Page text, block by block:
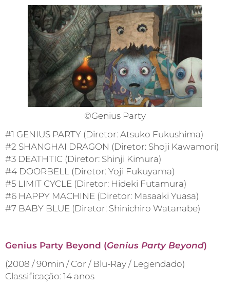
©Genius Party
#1 GENIUS PARTY (Diretor: Atsuko Fukushima)
#2 SHANGHAI DRAGON (Diretor: Shoji Kawamori)
#3 DEATHTIC (Diretor: Shinji Kimura)
#4 DOORBELL (Diretor: Yoji Fukuyama)
#5 LIMIT CYCLE (Diretor: Hideki Futamura)
#6 HAPPY MACHINE (Diretor: Masaaki Yuasa)
#7 BABY BLUE (Diretor: Shinichiro Watanabe)
Genius Party Beyond (Genius Party Beyond)
(2008 / 90min / Cor / Blu-Ray / Legendado)
Classificação: 14 anos